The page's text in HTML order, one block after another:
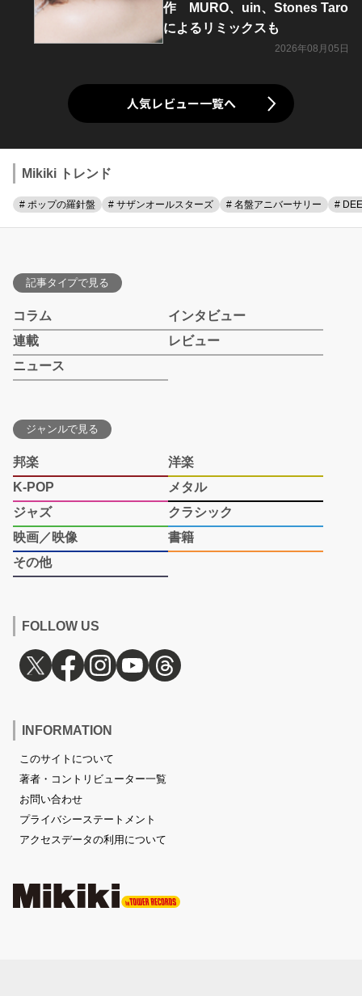
作 MURO、uin、Stones Taro
によるリミックスも
2026年08月05日
人気レビュー一覧へ
Mikiki トレンド
# ポップの羅針盤 # サザンオールスターズ # 名盤アニバーサリー #
記事タイプで見る
コラム
インタビュー
連載
レビュー
ニュース
ジャンルで見る
邦楽
洋楽
K-POP
メタル
ジャズ
クラシック
映画／映像
書籍
その他
FOLLOW US
INFORMATION
このサイトについて
著者・コントリビューター一覧
お問い合わせ
プライバシーステートメント
アクセスデータの利用について